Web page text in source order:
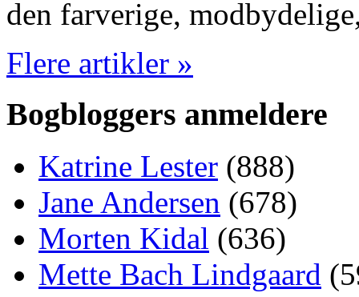
den farverige,
Flere artikler »
Bogbloggers anmeldere
Katrine Lester (888)
Jane Andersen (678)
Morten Kidal (636)
Mette Bach Lindgaard